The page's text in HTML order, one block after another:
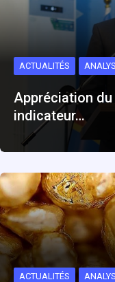
ACTUALITÉS
Appréciation
indicateur…
ACTUALITÉS